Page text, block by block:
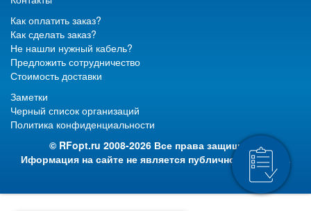
Как оплатить заказ?
Как сделать заказ?
Не нашли нужный кабель?
Предложить сотрудничество
Стоимость доставки
Заметки
Черный список организаций
Политика конфиденциальности
© RFopt.ru 2008-2026 Все права защищены.
Иформация на сайте не является публичной офертой.